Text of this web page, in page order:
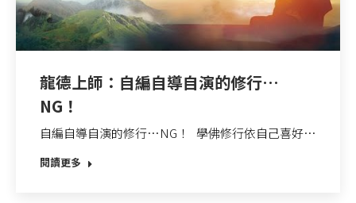
龍德上師：自編自導自演的修行…
NG！
自編自導自演的修行…NG！ 學佛修行依自己喜好…
閱讀更多